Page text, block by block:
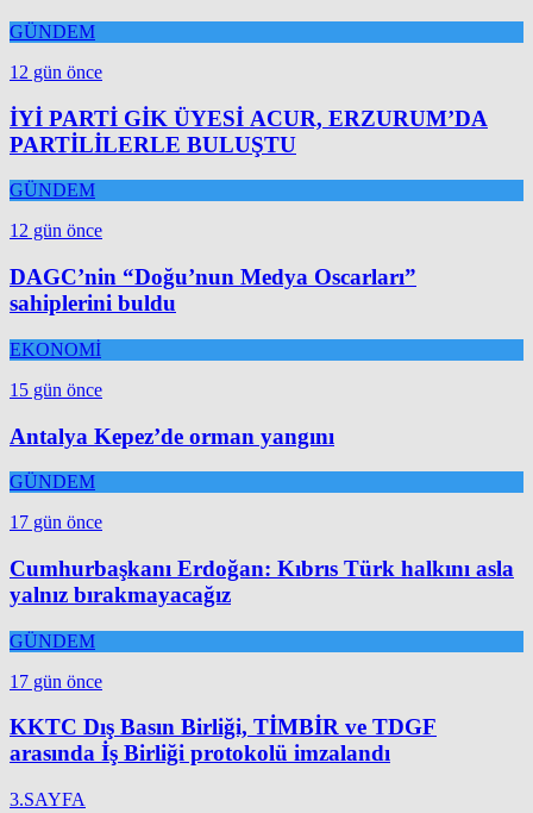
GÜNDEM
12 gün önce
İYİ PARTİ GİK ÜYESİ ACUR, ERZURUM’DA
PARTİLİLERLE BULUŞTU
GÜNDEM
12 gün önce
DAGC’nin “Doğu’nun Medya Oscarları”
sahiplerini buldu
EKONOMİ
15 gün önce
Antalya Kepez’de orman yangını
GÜNDEM
17 gün önce
Cumhurbaşkanı Erdoğan: Kıbrıs Türk halkını asla
yalnız bırakmayacağız
GÜNDEM
17 gün önce
KKTC Dış Basın Birliği, TİMBİR ve TDGF
arasında İş Birliği protokolü imzalandı
3.SAYFA